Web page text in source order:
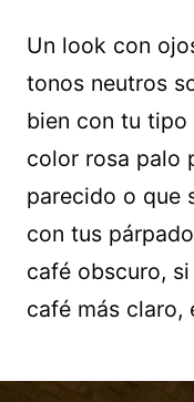
Un look con
tonos neutros
bien con tu tipo
color rosa palo
parecido o que
con tus
café obscuro,
café más claro,